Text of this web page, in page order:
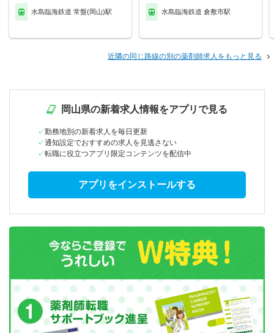
水島臨海鉄道 常盤(岡山)駅 水島臨海鉄道 倉敷市駅
近隣の同じ路線の別の薬剤師求人をもっと見る
岡山県の新着求人情報をアプリで見る
勤務地別の新着求人を毎日更新
通知設定でおすすめの求人を見逃さない
転職に役立つアプリ限定コンテンツを配信中
アプリをインストールする